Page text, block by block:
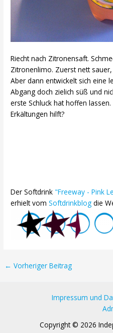
Riecht nach Zitronensaft.
Zitronenlimo. Zuerst nett
Aber dann entwickelt sich eine
Abgang doch zielich süß und
erste Schluck hat hoffen
Erkältungen hilft?
Der Softdrink "Freeway - Pink
erhielt vomSoftdrinkblog die
Post
← Vorheriger Beitrag
Impressum und
Copyright © 2026